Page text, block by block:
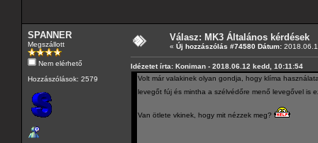
SPANNER
Megszállott
Nem elérhető
Hozzászólások: 2579
Válasz: MK3 Általános kérdések
« Új hozzászólás #74580 Dátum:
Idézetet írta: Koniman - 2018.06.12 kedd, 10:11:54
Volt már valakinek olyan gondja, hogy klíma
levegőt fúj és mintha a szélvédőre menő levegővel is
Van ötlete vkinek, hogy mit nézzek meg?